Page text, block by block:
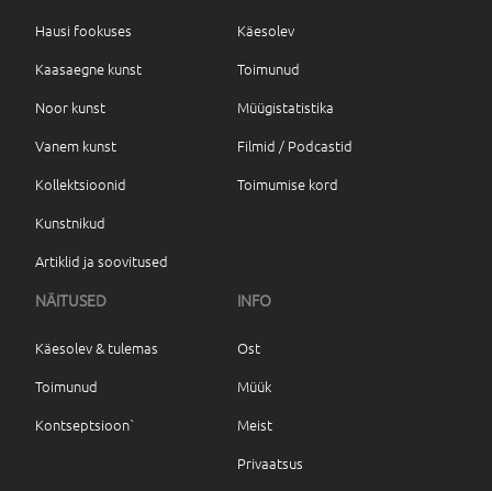
Hausi fookuses
Kaasaegne kunst
Noor kunst
Vanem kunst
Kollektsioonid
Kunstnikud
Artiklid ja soovitused
Käesolev
Toimunud
Müügistatistika
Filmid / Podcastid
Toimumise kord
NÄITUSED
Käesolev & tulemas
Toimunud
Kontseptsioon`
INFO
Ost
Müük
Meist
Privaatsus